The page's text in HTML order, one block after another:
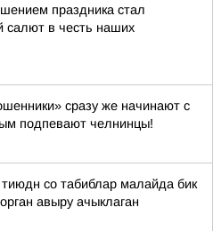
праздника стал
салют в честь наших
сразу же начинают с
подпевают челнинцы!
со табиблар малайда бик
авыру ачыклаган